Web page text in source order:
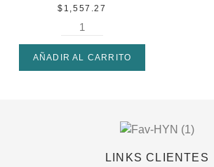
$ 1,557.27
AÑADIR AL CARRITO
LINKS CLIENTES